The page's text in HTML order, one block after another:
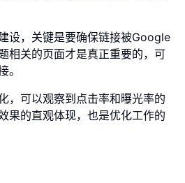
设，关键是要确保链接被Google
相关的页面才是真正重要的，可
。
，可以观察到点击率和曝光率的
果的直观体现，也是优化工作的